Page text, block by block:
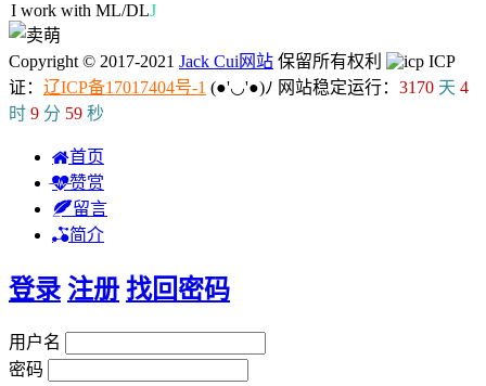
I work with GH13l
Copyright © 2017-2021 Jack Cui网站 保留所有权利
ICP
证： 辽ICP备17017404号-1 (●'◡'●)ﾉ 网站稳定运行： 3170 天 4
时 10分0 秒
首页
赞赏
留言
简介
登录 注册 找回密码
用户名
密码